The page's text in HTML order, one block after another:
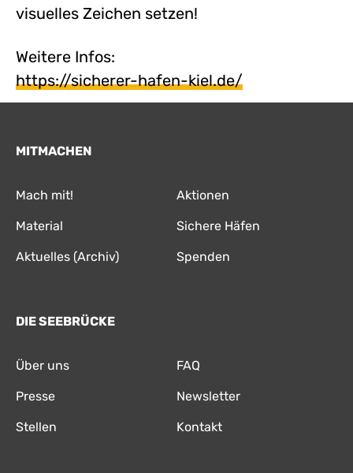
visuelles Zeichen setzen!
Weitere Infos:
https://sicherer-hafen-kiel.de/
MITMACHEN
Mach mit! Aktionen
Material Sichere Häfen
Aktuelles (Archiv) Spenden
DIE SEEBRÜCKE
Über uns FAQ
Presse Newsletter
Stellen Kontakt